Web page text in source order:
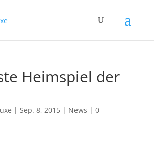
Heimspiel der
| Sep. 8, 2015| News | 0